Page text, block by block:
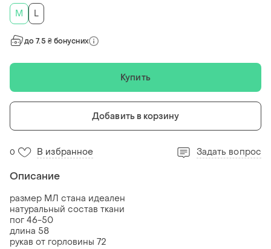
M
L
до 7.5 ₴ бонусних
Купить
Добавить в корзину
0 В избранное Задать вопрос
Описание
размер МЛ стана идеален
натуральный состав ткани
пог 46-50
длина 58
рукав от горловины 72